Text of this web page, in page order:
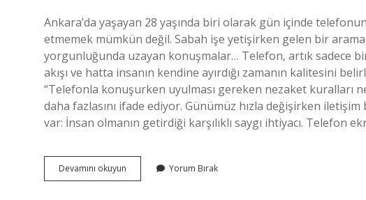
Ankara’da yaşayan 28 yaşında biri olarak gün içinde
etmemek mümkün değil. Sabah işe yetişirken gelen bir
yorgunluğunda uzayan konuşmalar… Telefon, artık sadece
akışı ve hatta insanın kendine ayırdığı zamanın kalitesini
“Telefonla konuşurken uyulması gereken nezaket kuralları
daha fazlasını ifade ediyor. Günümüz hızla değişirken
var: İnsan olmanın getirdiği karşılıklı saygı ihtiyacı. Telefon
Devamını okuyun Telefonla
konuşurken
Yorum Bırak